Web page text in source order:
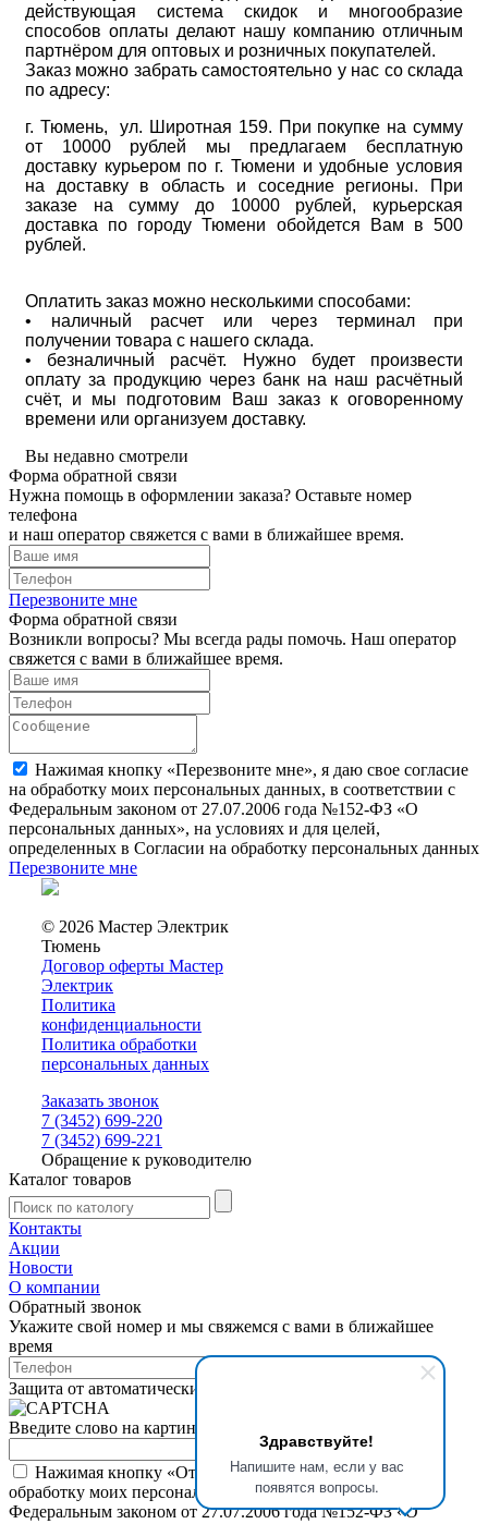
Здравствуйте!
Напишите нам, если у вас
появятся вопросы.
действующая система скидок и многообразие
способов оплаты делают нашу компанию отличным
партнёром для оптовых и розничных покупателей.
Заказ можно забрать самостоятельно у нас со склада
по адресу:
г. Тюмень, ул. Широтная 159. При покупке на сумму
от 10000 рублей мы предлагаем бесплатную
доставку курьером по г. Тюмени и удобные условия
на доставку в область и соседние регионы. При
заказе на сумму до 10000 рублей, курьерская
доставка по городу Тюмени обойдется Вам в 500
рублей.
Оплатить заказ можно несколькими способами:
• наличный расчет или через терминал при
получении товара с нашего склада.
• безналичный расчёт. Нужно будет произвести
оплату за продукцию через банк на наш расчётный
счёт, и мы подготовим Ваш заказ к оговоренному
времени или организуем доставку.
Вы недавно смотрели
Форма обратной связи
Нужна помощь в оформлении заказа? Оставьте номер
телефона
и наш оператор свяжется с вами в ближайшее время.
Перезвоните мне
Форма обратной связи
Возникли вопросы? Мы всегда рады помочь. Наш оператор
свяжется с вами в ближайшее время.
Нажимая кнопку «Перезвоните мне», я даю свое согласие
на обработку моих персональных данных, в соответствии с
Федеральным законом от 27.07.2006 года №152-ФЗ «О
персональных данных», на условиях и для целей,
определенных в Согласии на обработку персональных данных
Перезвоните мне
© 2026 Мастер Электрик
Тюмень
Договор оферты Мастер
Электрик
Политика
конфиденциальности
Политика обработки
персональных данных
Заказать звонок
7 (3452) 699-220
7 (3452) 699-221
Обращение к руководителю
Каталог товаров
Контакты
Акции
Новости
О компании
Обратный звонок
Укажите свой номер и мы свяжемся с вами в ближайшее
время
Защита от автоматических сообщений
Введите слово на картинке
Нажимая кнопку «Отправить», я даю свое согласие на
обработку моих персональных данных, в соответствии с
Федеральным законом от 27.07.2006 года №152-ФЗ «О